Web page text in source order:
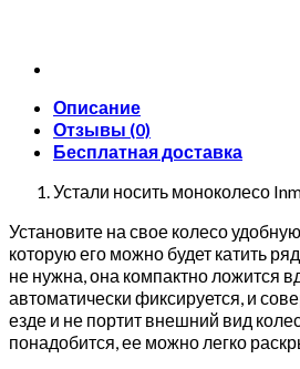
Описание
Отзывы (0)
Бесплатная доставка
Устали носить моноколесо
Установите на свое колесо
которую его можно будет катить
не нужна, она компактно ложится
автоматически фиксируется, и
езде и не портит внешний вид
понадобится, ее можно легко